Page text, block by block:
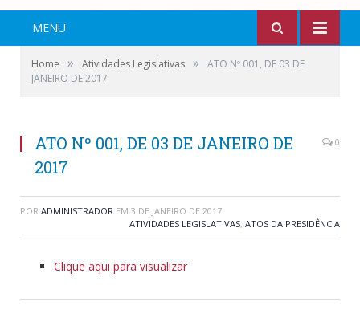
MENU
Home » Atividades Legislativas »
ATO Nº 001, DE 03 DE
JANEIRO DE 2017
ATO Nº 001, DE 03 DE JANEIRO DE
2017
0
POR ADMINISTRADOR EM 3 DE JANEIRO DE 2017
ATIVIDADES LEGISLATIVAS, ATOS DA PRESIDÊNCIA
Clique aqui para visualizar